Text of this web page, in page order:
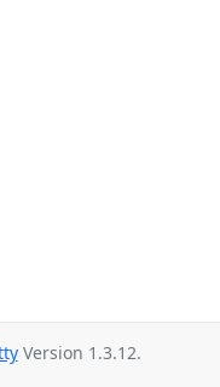
Version 1.3.12.